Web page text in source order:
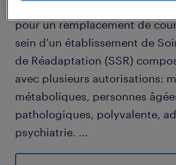
pour un remplacement de
sein d'un établissement de
de Réadaptation (SSR)
avec plusieurs autorisations:
métaboliques, personnes
pathologiques, polyvalente,
psychiatrie. ...
Période : Du 13 au 31 juillet